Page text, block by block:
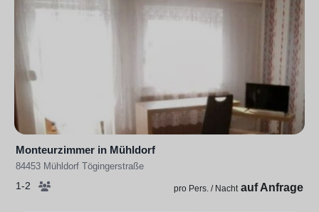
Monteurzimmer in Mühldorf
84453 Mühldorf Tögingerstraße
1-2 pro Pers. / Nacht auf Anfrage